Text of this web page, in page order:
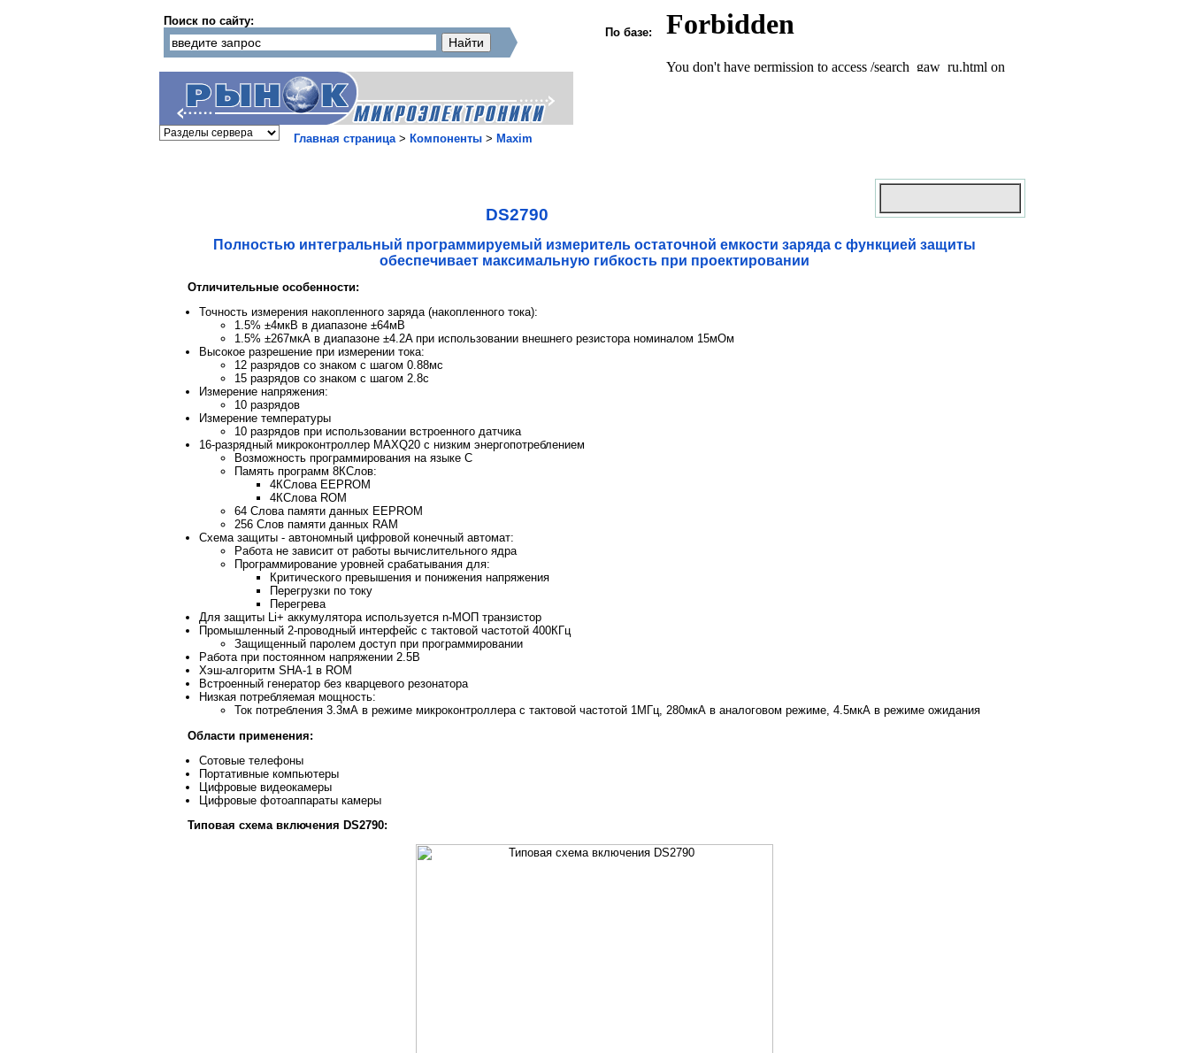
Поиск по сайту:
По базе:
Главная страница> Компоненты > Maxim
DS2790
Полностью интегральный программируемый измеритель остаточной емкости заряда с функцией защиты
обеспечивает максимальную гибкость при проектировании
Отличительные особенности:
Точность измерения накопленного заряда (накопленного тока):
1.5% ±4мкВ в диапазоне ±64мВ
1.5% ±267мкА в диапазоне ±4.2A при использовании внешнего резистора номиналом 15мОм
Высокое разрешение при измерении тока:
12 разрядов со знаком с шагом 0.88мс
15 разрядов со знаком с шагом 2.8с
Измерение напряжения:
10 разрядов
Измерение температуры
10 разрядов при использовании встроенного датчика
16-разрядный микроконтроллер MAXQ20 с низким энергопотреблением
Возможность программирования на языке C
Память программ 8КСлов:
4КСлова EEPROM
4КСлова ROM
64 Слова памяти данных EEPROM
256 Слов памяти данных RAM
Схема защиты - автономный цифровой конечный автомат:
Работа не зависит от работы вычислительного ядра
Программирование уровней срабатывания для:
Критического превышения и понижения напряжения
Перегрузки по току
Перегрева
Для защиты Li+ аккумулятора используется n-МОП транзистор
Промышленный 2-проводный интерфейс с тактовой частотой 400КГц
Защищенный паролем доступ при программировании
Работа при постоянном напряжении 2.5В
Хэш-алгоритм SHA-1 в ROM
Встроенный генератор без кварцевого резонатора
Низкая потребляемая мощность:
Ток потребления 3.3мА в режиме микроконтроллера с тактовой частотой 1МГц, 280мкА в аналоговом режиме, 4.5мкА в режиме ожидания
Области применения:
Сотовые телефоны
Портативные компьютеры
Цифровые видеокамеры
Цифровые фотоаппараты камеры
Типовая схема включения DS2790: